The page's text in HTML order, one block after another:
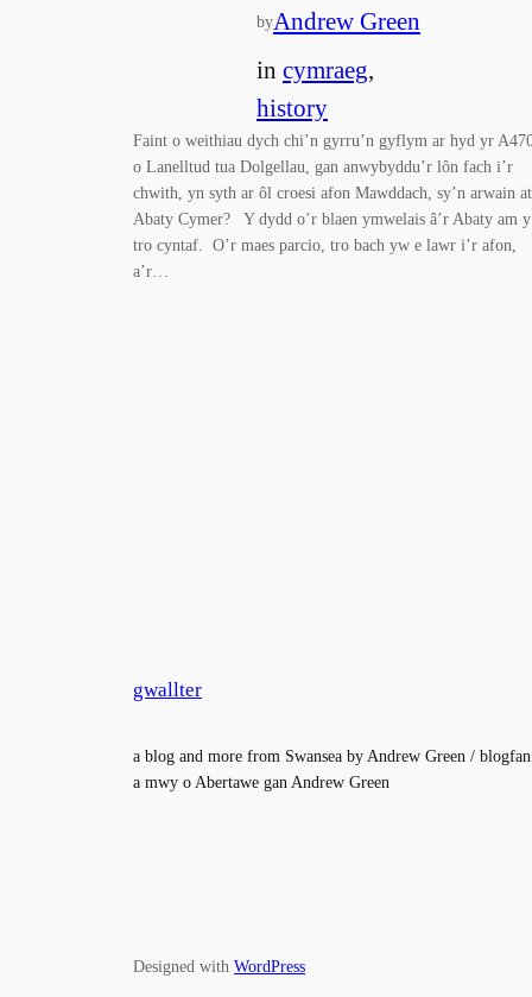
byAndrew Green
in cymraeg
history
Faint o weithiau dych chi’n gyrru’n gyflym ar hyd yr
o Lanelltud tua Dolgellau, gan anwybyddu’r lôn fach i’r
chwith, yn syth ar ôl croesi afon Mawddach, sy’n arwain at
Abaty Cymer? Y dydd o’r blaen ymwelais â’r Abaty am y
tro cyntaf. O’r maes parcio, tro bach yw e lawr i’r afon,
a’r…
gwallter
a blog and more from Swansea by Andrew Green / blogfan
a mwy o Abertawe gan Andrew Green
Designed with WordPress